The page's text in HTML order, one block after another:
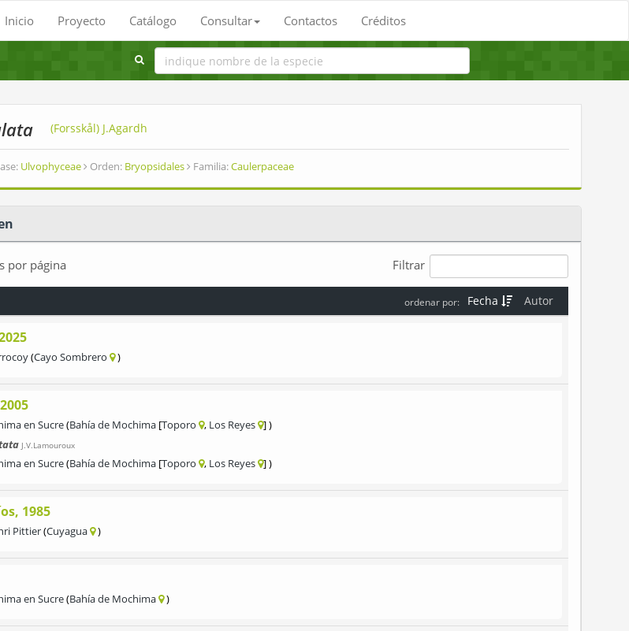
Inicio Proyecto Catálogo Consultar Contactos Créditos
(Forsskål) J.Agardh
Ulvophyceae Orden: Bryopsidales Familia:Caulerpaceae
por página Filtrar
Autor
Fecha
ordenar por:
Cayo Sombrero
en Sucre Bahía de Mochima Toporo
Los Reyes
J.V.Lamouroux
en Sucre Bahía de Mochima Toporo Los Reyes
1985
Pittier Cuyagua
en Sucre Bahía de Mochima